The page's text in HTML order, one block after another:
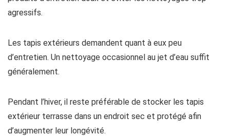
agressifs.
Les tapis extérieurs demandent quant à eux peu
d’entretien. Un nettoyage occasionnel au jet d’eau suffit
généralement.
Pendant l’hiver, il reste préférable de stocker les tapis
extérieur terrasse dans un endroit sec et protégé afin
d’augmenter leur longévité.